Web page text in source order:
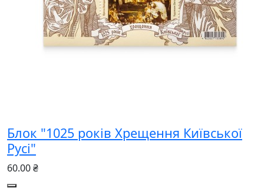
Блок "1025 років Хрещення Київської
Русі"
60.00 ₴